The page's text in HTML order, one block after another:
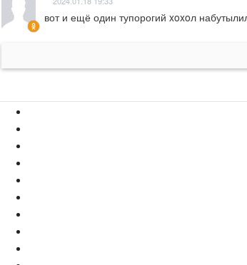
вот и ещё один тупорогий xoxoл